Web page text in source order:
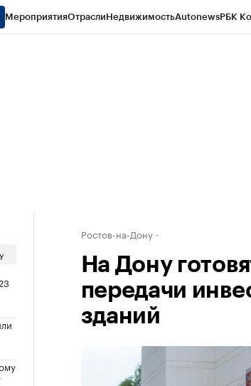
МероприятияОтраслиНедвижимостьAutonewsРБК
Ростов-на-Дону
На Дону
передачи
зданий